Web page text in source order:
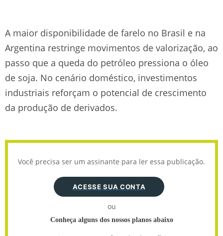
A maior disponibilidade de farelo no Brasil e na
Argentina restringe movimentos de valorização, ao
passo que a queda do petróleo pressiona o óleo
de soja. No cenário doméstico, investimentos
industriais reforçam o potencial de crescimento
da produção de derivados.
Você precisa ser um assinante para ler essa publicação.
ACESSE SUA CONTA
ou
Conheça alguns dos nossos planos abaixo